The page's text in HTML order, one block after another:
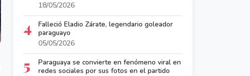
18/05/2026
4
Falleció Eladio Zárate, legendario goleador
paraguayo
05/05/2026
5
Paraguaya se convierte en fenómeno viral en
redes sociales por sus fotos en el partido